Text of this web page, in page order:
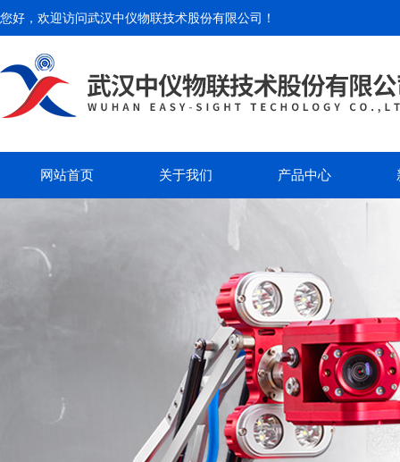
您好，欢迎访问武汉中仪物联技术股份有限公司 ！
网站首页 关于我们 产品中心